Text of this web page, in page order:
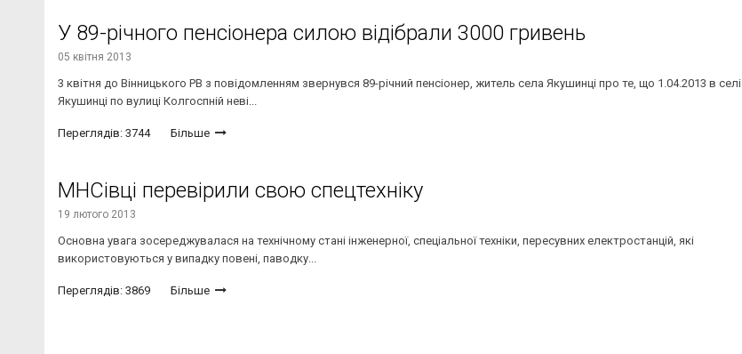
У 89-річного пенсіонера силою відібрали 3000 гривень
05 квітня 2013
3 квітня до Вінницького РВ з повідомленням звернувся 89-річний пенсіонер, житель села Якушинці про те, що 1.04.2013 в селі
Якушинці по вулиці Колгоспній неві...
Переглядів: 3744 Більше
МНСівці перевірили свою спецтехніку
19 лютого 2013
Основна увага зосереджувалася на технічному стані інженерної, спеціальної техніки, пересувних електростанцій, які
використовуються у випадку повені, паводку...
Переглядів: 3869 Більше